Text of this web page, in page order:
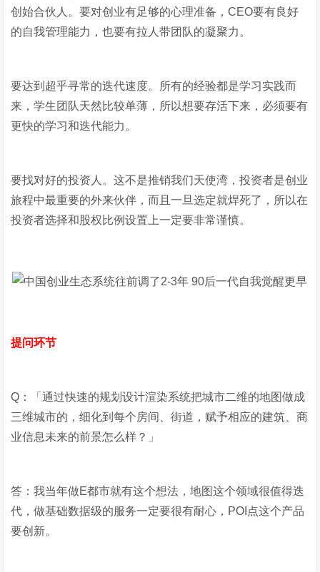
创始合伙人。要对创业有足够的心理准备，CEO要有良好
的自我管理能力，也要有拉人带团队的凝聚力。
要达到超乎寻常的迭代速度。所有的经验都是学习实践而
来，学生团队天然比较单薄，所以想要存活下来，必须要有
更快的学习和迭代能力。
要找对好的投资人。这不是推销我们天使湾，投资者是创业
旅程中最重要的外来伙伴，而且一旦选定就焊死了，所以在
投资者选择和股权比例设置上一定要非常谨慎。
提问环节
Q：「通过快速的规划设计渲染系统把城市二维的地图做成
三维城市的，细化到每个房间、街道，赋予相应的建筑、商
业信息未来的前景怎么样？」
答：我当年做E都市就有这个想法，地图这个领域很值得迭
代，做基础数据级的服务一定要很有耐心，POI点这个产品
要创新。